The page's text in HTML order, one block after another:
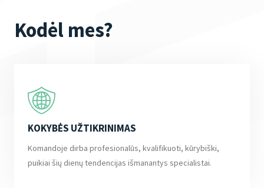
Kodėl mes?
KOKYBĖS UŽTIKRINIMAS
Komandoje dirba profesionalūs, kvalifikuoti, kūrybiški,
puikiai šių dienų tendencijas išmanantys specialistai.